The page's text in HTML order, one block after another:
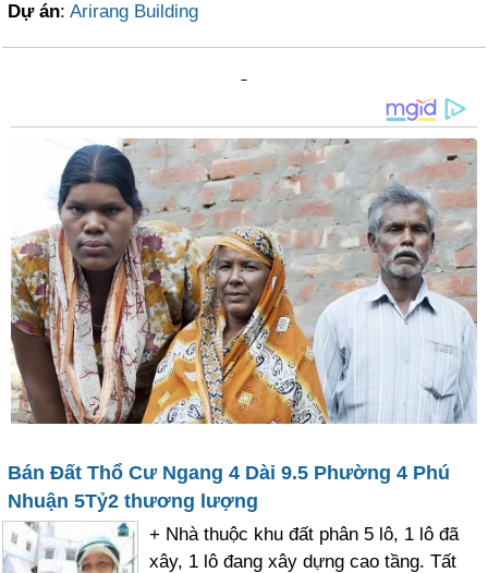
Dự án:Arirang Building
Bán Đất Thổ Cư Ngang 4 Dài 9.5 Phường 4 Phú
Nhuận 5Tỷ2 thương lượng
+ Nhà thuộc khu đất phân 5 lô, 1 lô đã
xây, 1 lô đang xây dựng cao tầng. Tất